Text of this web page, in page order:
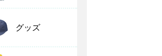
グッズ